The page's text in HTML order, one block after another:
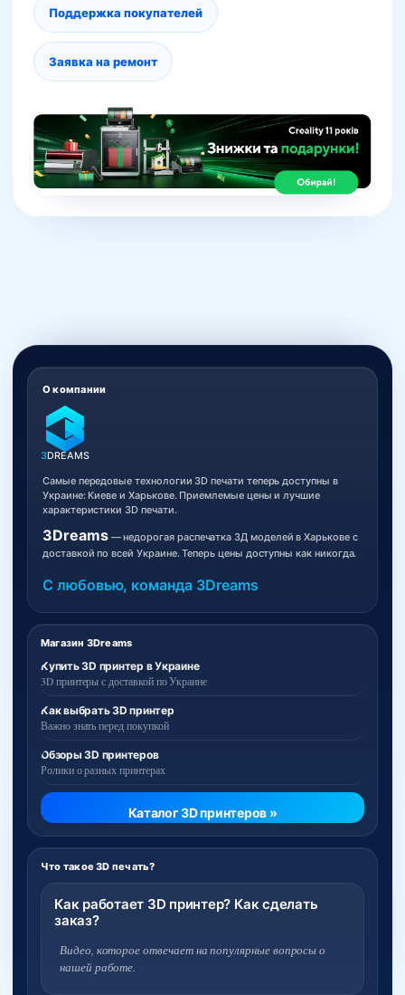
Поддержка покупателей
Заявка на ремонт
Магазин 3Dreams
Купить 3D принтер в Украине
3D принтеры с доставкой по Украине
Как выбрать 3D принтер
Важно знать перед покупкой
Обзоры 3D принтеров
Ролики о разных принтерах
Каталог 3D принтеров »
Что такое 3D печать?
Как работает 3D принтер? Как сделать
заказ?
Видео, которое отвечает на популярные вопросы о
нашей работе.
О компании
3DREAMS
Самые передовые технологии 3D печати теперь доступны в
Украине: Киеве и Харькове. Приемлемые цены и лучшие
характеристики 3D печати.
3Dreams— недорогая распечатка 3Д моделей в Харькове с
доставкой по всей Украине. Теперь цены доступны как никогда.
С любовью, команда 3Dreams